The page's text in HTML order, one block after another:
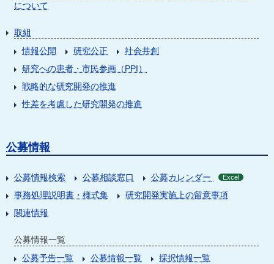
について
取組
情報公開
研究公正
社会共創
研究への患者・市民参画（PPI）
戦略的な研究開発の推進
性差を考慮した研究開発の推進
公募情報
公募情報検索 公募相談窓口 公募カレンダー Excel
事務処理説明書・様式集
研究開発実施上の留意事項
関連情報
公募情報一覧
公募予告一覧
公募情報一覧
採択情報一覧